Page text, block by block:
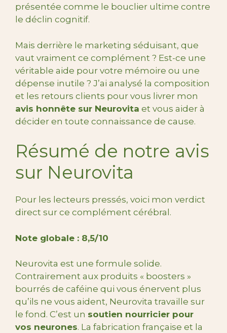
présentée comme le bouclier ultime contre
le déclin cognitif.
Mais derrière le marketing séduisant, que
vaut vraiment ce complément ? Est-ce une
véritable aide pour votre mémoire ou une
dépense inutile ? J’ai analysé la composition
et les retours clients pour vous livrer mon
avis honnête sur Neurovita et vous aider à
décider en toute connaissance de cause.
Résumé de notre avis
sur Neurovita
Pour les lecteurs pressés, voici mon verdict
direct sur ce complément cérébral.
Note globale : 8,5/10
Neurovita est une formule solide.
Contrairement aux produits « boosters »
bourrés de caféine qui vous énervent plus
qu’ils ne vous aident, Neurovita travaille sur
le fond. C’est un soutien nourricier pour
vos neurones. La fabrication française et la